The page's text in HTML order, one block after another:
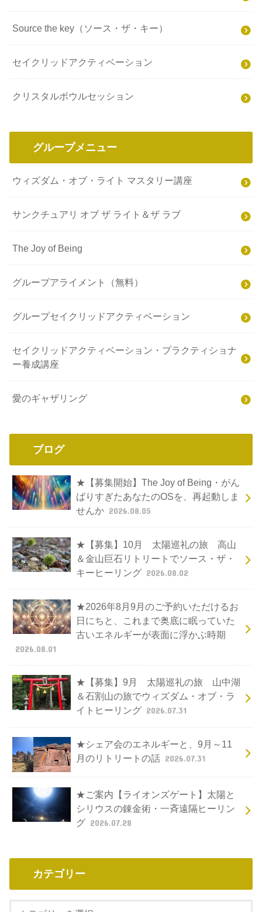
Source the key（ソース・ザ・キー）
セイクリッドアクティベーション
クリスタルボウルセッション
グループメニュー
ウィズダム・オブ・ライト マスタリー講座
サンクチュアリ オブ ザ ライト＆ザ ラブ
The Joy of Being
グループアライメント（無料）
グループセイクリッドアクティベーション
セイクリッドアクティベーション・プラクティショナ
ー養成講座
愛のギャザリング
ブログ
★【募集開始】The Joy of Being・がん
ばりすぎたあなたのOSを、再起動しま
せんか 2026.08.05
★【募集】10月 太陽巡礼の旅 高山
＆金山巨石リトリートでソース・ザ・
キーヒーリング 2026.08.02
★2026年8月9月のご予約いただけるお
日にちと、これまで奥底に眠っていた
古いエネルギーが表面に浮かぶ時期
2026.08.01
★【募集】9月 太陽巡礼の旅 山中湖
＆石割山の旅でウィズダム・オブ・ラ
イトヒーリング 2026.07.31
★シェア会のエネルギーと、9月～11
月のリトリートの話 2026.07.31
★ご案内【ライオンズゲート】太陽と
シリウスの錬金術・一斉遠隔ヒーリン
グ 2026.07.28
カテゴリー